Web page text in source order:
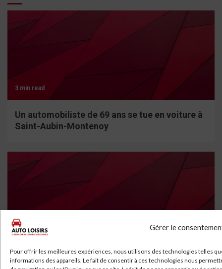
Gérer le
Pour offrir les meilleures expériences, nous utilisons des technologies telles
informations des appareils. Le fait de consentir à ces technologies nous
3 min read
Un automobiliste de 69 ans se tue en voiture à
Saint-Aubin-Montenoy
4 min read
Polestar Banni des États-Unis : La Guerre des